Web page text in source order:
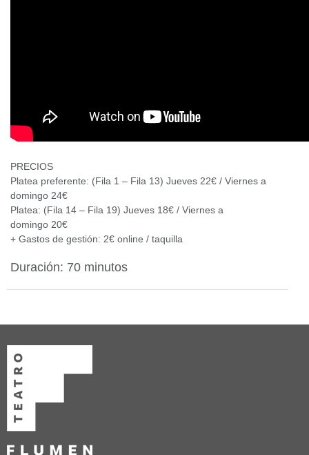
PRECIOS
Platea preferente: (Fila 1 – Fila 13) Jueves 22€ / Viernes a
domingo 24€
Platea: (Fila 14 – Fila 19) Jueves 18€ / Viernes a
domingo 20€
+ Gastos de gestión: 2€ online / taquilla
Duración: 70 minutos